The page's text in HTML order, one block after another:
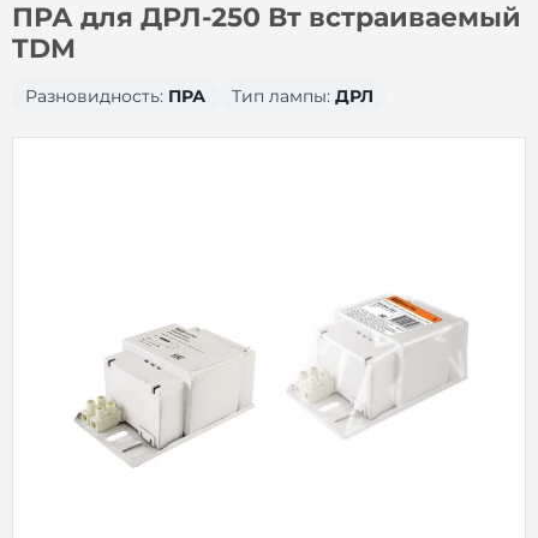
ПРА для ДРЛ-250 Вт встраиваемый
TDM
Разновидность: ПРА Тип лампы: ДРЛ